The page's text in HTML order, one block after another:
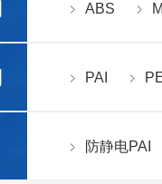
ABS
PAI
防静电PAI